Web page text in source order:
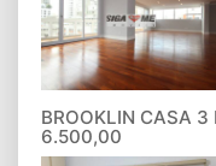
BROOKLIN CASA 3
6.500,00